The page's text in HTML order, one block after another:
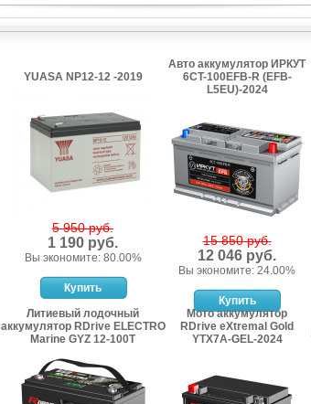
YUASA NP12-12 -2019
5 950 руб.
1 190 руб.
Вы экономите: 80.00%
Авто аккумулятор ИРКУТ
6CT-100EFB-R (EFB-
L5EU)-2024
15 850 руб.
12 046 руб.
Вы экономите: 24.00%
Литиевый лодочный
аккумулятор RDrive ELECTRO
Marine GYZ 12-100T
Мото аккумулятор
RDrive eXtremal Gold
YTX7A-GEL-2024